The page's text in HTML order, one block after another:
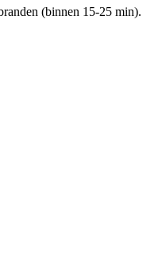
(binnen 15-25 min).